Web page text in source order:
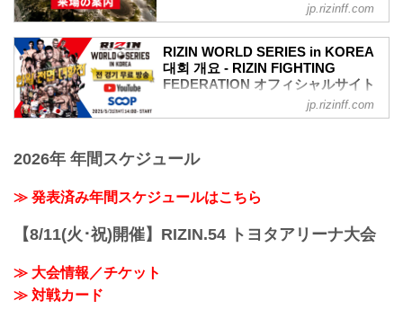
第9試合／大原樹理 vs. ジョニー・ケース
について、本日行われた公式計量でジ...
上げられた肉体、そして張りつめた空気
の中で行われるフェイスオフを、是非
YouTubeライブでチェックしよう！
RIZIN WORLD SERIES in KOREA 公開
計量 概要
2025年5月30日（金）15:30〜
Youtubeチャンネルでは、記...
仁川）にて開催される「RIZIN WORLD
SERIES in KOREA」の大会当日の会場に
ついて、現時点で決定している内容につ
たしました。
ファンクラブブース なし - -
再入場 可能 - -
jp.rizinff.com
RIZIN WORLD SERIES in KOREA
대회 개요 - RIZIN FIGHTING
FEDERATION オフィシャルサイト
RIZIN WORLD SERIES in KOREA 대회
개최 일시
시작
행사장
jp.rizinff.com
2026年 年間スケジュール
≫ 発表済み年間スケジュールはこちら
【8/11(火･祝)開催】RIZIN.54 トヨタアリーナ大会
≫ 大会情報／チケット
≫ 対戦カード